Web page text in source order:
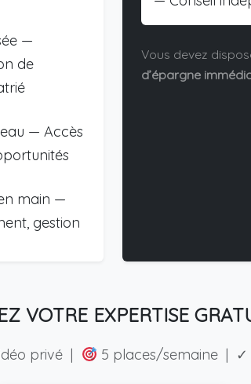
—
de
— Accès
main —
gestion
Vous devez
d’épargne
VOTRE EXPERTISE
privé | 5 places/semaine | ✓